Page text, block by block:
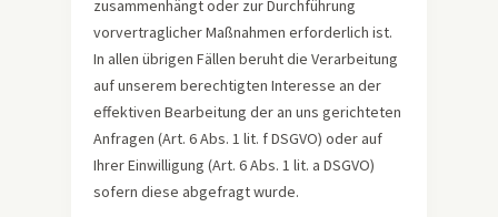
zusammenhängt oder zur Durchführung
vorvertraglicher Maßnahmen erforderlich ist.
In allen übrigen Fällen beruht die Verarbeitung
auf unserem berechtigten Interesse an der
effektiven Bearbeitung der an uns gerichteten
Anfragen (Art. 6 Abs. 1 lit. f DSGVO) oder auf
Ihrer Einwilligung (Art. 6 Abs. 1 lit. a DSGVO)
sofern diese abgefragt wurde.